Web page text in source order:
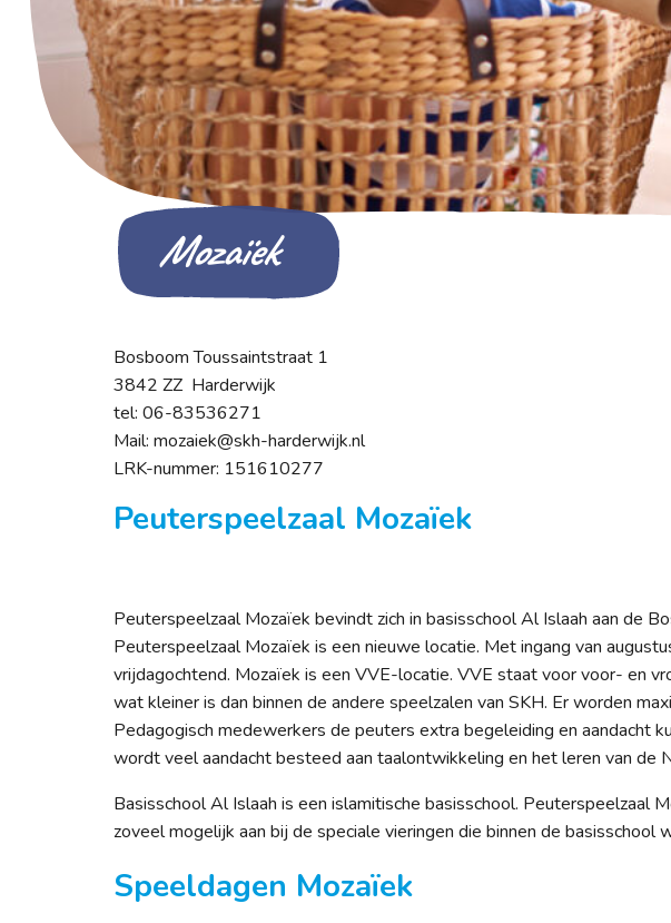
Mozaïek
Bosboom Toussaintstraat 1
3842 ZZ Harderwijk
tel: 06-83536271
Mail: mozaiek@skh-harderwijk.nl
LRK-nummer: 151610277
Peuterspeelzaal Mozaïek
Peuterspeelzaal Mozaïek bevindt zich in basisschool Al Islaah aan de
Peuterspeelzaal Mozaïek is een nieuwe locatie. Met ingang van
vrijdagochtend. Mozaïek is een VVE-locatie. VVE staat voor voor- en
wat kleiner is dan binnen de andere speelzalen van SKH. Er worden
Pedagogisch medewerkers de peuters extra begeleiding en aandacht
wordt veel aandacht besteed aan taalontwikkeling en het leren van de
Basisschool Al Islaah is een islamitische basisschool. Peuterspeelzaal
zoveel mogelijk aan bij de speciale vieringen die binnen de basisschool
Speeldagen Mozaïek